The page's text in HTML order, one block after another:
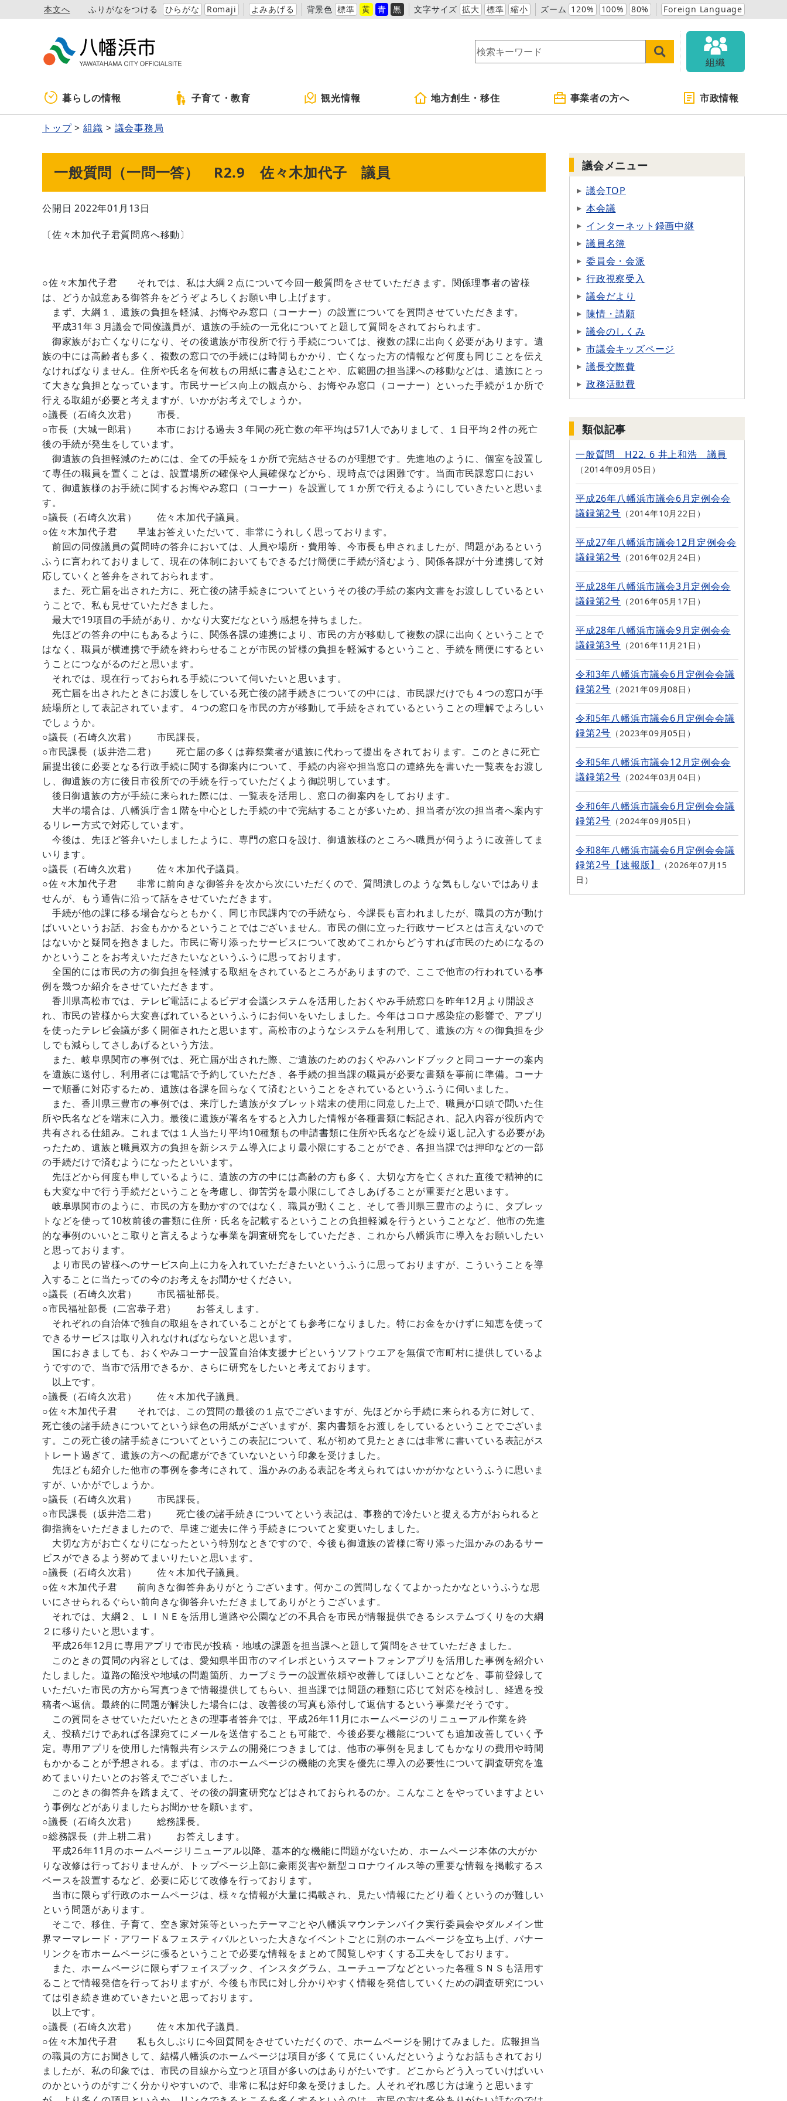
本文へ ふりがなをつける ひらがな Romaji よみあげる 背景色 標準 黄 青 黒 文字サイズ 拡大 標準 縮小 ズーム 120% 100% 80% Foreign Language
組織
暮らしの情報 子育て・教育 観光情報 地方創生・移住 事業者の方へ 市政情報
トップ 組織 議会事務局
一般質問（一問一答） R2.9 佐々木加代子 議員
公開日 2022年01月13日
〔佐々木加代子君質問席へ移動〕
○佐々木加代子君 それでは、私は大綱２点について今回一般質問をさせていただきます。関係理事者の皆様
は、どうか誠意ある御答弁をどうぞよろしくお願い申し上げます。
まず、大綱１、遺族の負担を軽減、お悔やみ窓口（コーナー）の設置についてを質問させていただきます。
平成31年３月議会で同僚議員が、遺族の手続の一元化についてと題して質問をされておられます。
御家族がお亡くなりになり、その後遺族が市役所で行う手続については、複数の課に出向く必要があります。遺
族の中には高齢者も多く、複数の窓口での手続には時間もかかり、亡くなった方の情報など何度も同じことを伝え
なければなりません。住所や氏名を何枚もの用紙に書き込むことや、広範囲の担当課への移動などは、遺族にとっ
て大きな負担となっています。市民サービス向上の観点から、お悔やみ窓口（コーナー）といった手続が１か所で
行える取組が必要と考えますが、いかがお考えでしょうか。
○議長（石崎久次君） 市長。
○市長（大城一郎君） 本市における過去３年間の死亡数の年平均は571人でありまして、１日平均２件の死亡
後の手続が発生をしています。
御遺族の負担軽減のためには、全ての手続を１か所で完結させるのが理想です。先進地のように、個室を設置し
て専任の職員を置くことは、設置場所の確保や人員確保などから、現時点では困難です。当面市民課窓口におい
て、御遺族様のお手続に関するお悔やみ窓口（コーナー）を設置して１か所で行えるようにしていきたいと思いま
す。
○議長（石崎久次君） 佐々木加代子議員。
○佐々木加代子君 早速お答えいただいて、非常にうれしく思っております。
前回の同僚議員の質問時の答弁においては、人員や場所・費用等、今市長も申されましたが、問題があるという
ふうに言われておりまして、現在の体制においてもできるだけ簡便に手続が済むよう、関係各課が十分連携して対
応していくと答弁をされておられます。
また、死亡届を出された方に、死亡後の諸手続きについてというその後の手続の案内文書をお渡ししているとい
うことで、私も見せていただきました。
最大で19項目の手続があり、かなり大変だなという感想を持ちました。
先ほどの答弁の中にもあるように、関係各課の連携により、市民の方が移動して複数の課に出向くということで
はなく、職員が横連携で手続を終わらせることが市民の皆様の負担を軽減するということ、手続を簡便にするとい
うことにつながるのだと思います。
それでは、現在行っておられる手続について伺いたいと思います。
死亡届を出されたときにお渡しをしている死亡後の諸手続きについての中には、市民課だけでも４つの窓口が手
続場所として表記されています。４つの窓口を市民の方が移動して手続をされているということの理解でよろしい
でしょうか。
○議長（石崎久次君） 市民課長。
○市民課長（坂井浩二君） 死亡届の多くは葬祭業者が遺族に代わって提出をされております。このときに死亡
届提出後に必要となる行政手続に関する御案内について、手続の内容や担当窓口の連絡先を書いた一覧表をお渡し
し、御遺族の方に後日市役所での手続を行っていただくよう御説明しています。
後日御遺族の方が手続に来られた際には、一覧表を活用し、窓口の御案内をしております。
大半の場合は、八幡浜庁舎１階を中心とした手続の中で完結することが多いため、担当者が次の担当者へ案内す
るリレー方式で対応しています。
今後は、先ほど答弁いたしましたように、専門の窓口を設け、御遺族様のところへ職員が伺うように改善してま
いります。
○議長（石崎久次君） 佐々木加代子議員。
○佐々木加代子君 非常に前向きな御答弁を次から次にいただくので、質問潰しのような気もしないではありま
せんが、もう通告に沿って話をさせていただきます。
手続が他の課に移る場合ならともかく、同じ市民課内での手続なら、今課長も言われましたが、職員の方が動け
ばいいというお話、お金もかかるということではございません。市民の側に立った行政サービスとは言えないので
はないかと疑問を抱きました。市民に寄り添ったサービスについて改めてこれからどうすれば市民のためになるの
かということをお考えいただきたいなというふうに思っております。
全国的には市民の方の御負担を軽減する取組をされているところがありますので、ここで他市の行われている事
例を幾つか紹介をさせていただきます。
香川県高松市では、テレビ電話によるビデオ会議システムを活用したおくやみ手続窓口を昨年12月より開設さ
れ、市民の皆様から大変喜ばれているというふうにお伺いをいたしました。今年はコロナ感染症の影響で、アプリ
を使ったテレビ会議が多く開催されたと思います。高松市のようなシステムを利用して、遺族の方々の御負担を少
しでも減らしてさしあげるという方法。
また、岐阜県関市の事例では、死亡届が出された際、ご遺族のためのおくやみハンドブックと同コーナーの案内
を遺族に送付し、利用者には電話で予約していただき、各手続の担当課の職員が必要な書類を事前に準備。コーナ
ーで順番に対応するため、遺族は各課を回らなくて済むということをされているというふうに伺いました。
また、香川県三豊市の事例では、来庁した遺族がタブレット端末の使用に同意した上で、職員が口頭で聞いた住
所や氏名などを端末に入力。最後に遺族が署名をすると入力した情報が各種書類に転記され、記入内容が役所内で
共有される仕組み。これまでは１人当たり平均10種類もの申請書類に住所や氏名などを繰り返し記入する必要があ
ったため、遺族と職員双方の負担を新システム導入により最小限にすることができ、各担当課では押印などの一部
の手続だけで済むようになったといいます。
先ほどから何度も申しているように、遺族の方の中には高齢の方も多く、大切な方を亡くされた直後で精神的に
も大変な中で行う手続だということを考慮し、御苦労を最小限にしてさしあげることが重要だと思います。
岐阜県関市のように、市民の方を動かすのではなく、職員が動くこと、そして香川県三豊市のように、タブレッ
トなどを使って10枚前後の書類に住所・氏名を記載するということの負担軽減を行うということなど、他市の先進
的な事例のいいとこ取りと言えるような事業を調査研究をしていただき、これから八幡浜市に導入をお願いしたい
と思っております。
より市民の皆様へのサービス向上に力を入れていただきたいというふうに思っておりますが、こういうことを導
入することに当たっての今のお考えをお聞かせください。
○議長（石崎久次君） 市民福祉部長。
○市民福祉部長（二宮恭子君） お答えします。
それぞれの自治体で独自の取組をされていることがとても参考になりました。特にお金をかけずに知恵を使って
できるサービスは取り入れなければならないと思います。
国におきましても、おくやみコーナー設置自治体支援ナビというソフトウエアを無償で市町村に提供しているよ
うですので、当市で活用できるか、さらに研究をしたいと考えております。
以上です。
○議長（石崎久次君） 佐々木加代子議員。
○佐々木加代子君 それでは、この質問の最後の１点でございますが、先ほどから手続に来られる方に対して、
死亡後の諸手続きについてという緑色の用紙がございますが、案内書類をお渡しをしているということでございま
す。この死亡後の諸手続きについてというこの表記について、私が初めて見たときには非常に書いている表記がス
トレート過ぎて、遺族の方への配慮ができていないという印象を受けました。
先ほども紹介した他市の事例を参考にされて、温かみのある表記を考えられてはいかがかなというふうに思いま
すが、いかがでしょうか。
○議長（石崎久次君） 市民課長。
○市民課長（坂井浩二君） 死亡後の諸手続きについてという表記は、事務的で冷たいと捉える方がおられると
御指摘をいただきましたので、早速ご逝去に伴う手続きについてと変更いたしました。
大切な方がお亡くなりになったという特別なときですので、今後も御遺族の皆様に寄り添った温かみのあるサー
ビスができるよう努めてまいりたいと思います。
○議長（石崎久次君） 佐々木加代子議員。
○佐々木加代子君 前向きな御答弁ありがとうございます。何かこの質問しなくてよかったかなというふうな思
いにさせられるぐらい前向きな御答弁いただきましてありがとうございます。
それでは、大綱２、ＬＩＮＥを活用し道路や公園などの不具合を市民が情報提供できるシステムづくりをの大綱
２に移りたいと思います。
平成26年12月に専用アプリで市民が投稿・地域の課題を担当課へと題して質問をさせていただきました。
このときの質問の内容としては、愛知県半田市のマイレポというスマートフォンアプリを活用した事例を紹介い
たしました。道路の陥没や地域の問題箇所、カーブミラーの設置依頼や改善してほしいことなどを、事前登録して
いただいた市民の方から写真つきで情報提供してもらい、担当課では問題の種類に応じて対応を検討し、経過を投
稿者へ返信。最終的に問題が解決した場合には、改善後の写真も添付して返信するという事業だそうです。
この質問をさせていただいたときの理事者答弁では、平成26年11月にホームページのリニューアル作業を終
え、投稿だけであれば各課宛てにメールを送信することも可能で、今後必要な機能についても追加改善していく予
定。専用アプリを使用した情報共有システムの開発につきましては、他市の事例を見ましてもかなりの費用や時間
もかかることが予想される。まずは、市のホームページの機能の充実を優先に導入の必要性について調査研究を進
めてまいりたいとのお答えでございました。
このときの御答弁を踏まえて、その後の調査研究などはされておられるのか。こんなことをやっていますよとい
う事例などがありましたらお聞かせを願います。
○議長（石崎久次君） 総務課長。
○総務課長（井上耕二君） お答えします。
平成26年11月のホームページリニューアル以降、基本的な機能に問題がないため、ホームページ本体の大がか
りな改修は行っておりませんが、トップページ上部に豪雨災害や新型コロナウイルス等の重要な情報を掲載するス
ペースを設置するなど、必要に応じて改修を行っております。
当市に限らず行政のホームページは、様々な情報が大量に掲載され、見たい情報にたどり着くというのが難しい
という問題があります。
そこで、移住、子育て、空き家対策等といったテーマごとや八幡浜マウンテンバイク実行委員会やダルメイン世
界マーマレード・アワード＆フェスティバルといった大きなイベントごとに別のホームページを立ち上げ、バナー
リンクを市ホームページに張るということで必要な情報をまとめて閲覧しやすくする工夫をしております。
また、ホームページに限らずフェイスブック、インスタグラム、ユーチューブなどといった各種ＳＮＳも活用す
ることで情報発信を行っておりますが、今後も市民に対し分かりやすく情報を発信していくための調査研究につい
ては引き続き進めていきたいと思っております。
以上です。
○議長（石崎久次君） 佐々木加代子議員。
○佐々木加代子君 私も久しぶりに今回質問をさせていただくので、ホームページを開けてみました。広報担当
の職員の方にお聞きして、結構八幡浜のホームページは項目が多くて見にくいんだというようなお話もされており
ましたが、私の印象では、市民の目線から立つと項目が多いのはありがたいです。どこからどう入っていけばいい
のかというのがすごく分かりやすいので、非常に私は好印象を受けました。人それぞれ感じ方は違うと思います
議会メニュー
議会TOP
本会議
インターネット録画中継
議員名簿
委員会・会派
行政視察受入
議会だより
陳情・請願
議会のしくみ
市議会キッズページ
議長交際費
政務活動費
類似記事
一般質問 H22. 6 井上和浩 議員
2014年09月05日
平成26年八幡浜市議会6月定例会会
議録第2号
2014年10月22日
平成27年八幡浜市議会12月定例会会
議録第2号
2016年02月24日
平成28年八幡浜市議会3月定例会会
議録第2号
2016年05月17日
平成28年八幡浜市議会9月定例会会
議録第3号
2016年11月21日
令和3年八幡浜市議会6月定例会会議
録第2号
2021年09月08日
令和5年八幡浜市議会6月定例会会議
録第2号
2023年09月05日
令和5年八幡浜市議会12月定例会会
議録第2号
2024年03月04日
令和6年八幡浜市議会6月定例会会議
録第2号
2024年09月05日
令和8年八幡浜市議会6月定例会会議
録第2号【速報版】
2026年07月15
日